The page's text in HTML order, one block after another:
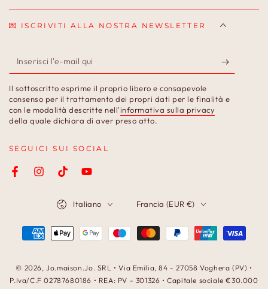
💌 ISCRIVITI ALLA NOSTRA NEWSLETTER
Inserisci
l'e-
mail
qui
Il sottoscritto esprime il proprio libero e consapevole
consenso per il trattamento dei propri dati per le finalità e
con le modalità descritte nell'informativa sulla privacy
della quale dichiara di aver preso atto.
SEGUICI SUI SOCIAL
FacebookInstagramTikTokYouTube
© 2026,Jo.maison.Jo. SRL • Via Emilia, 84 - 27058 Voghera (PV) •
P.Iva/C.F 02787680186 • REA: PV - 301326 • Capitale sociale €30.000
Italiano
geografica
Francia (EUR €)
Modalità
pagamento